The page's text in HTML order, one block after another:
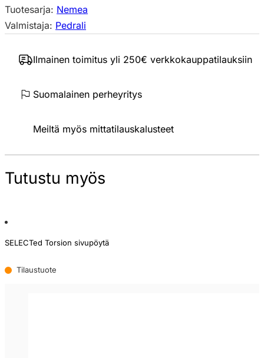
Tuotesarja: Nemea
Valmistaja: Pedrali
Ilmainen toimitus yli 250€ verkkokauppatilauksiin
Suomalainen perheyritys
Meiltä myös mittatilauskalusteet
Tutustu myös
SELECTed Torsion sivupöytä
Tilaustuote